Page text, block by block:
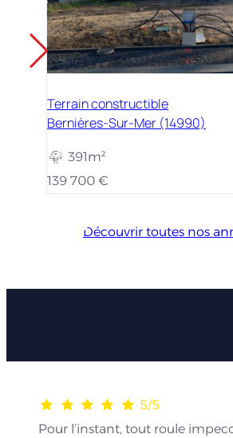
Terrain constructible
Bernières-Sur-Mer (14990)
391m²
139 700 €
Découvrir toutes nos
5/5
Pour l’instant, tout roule